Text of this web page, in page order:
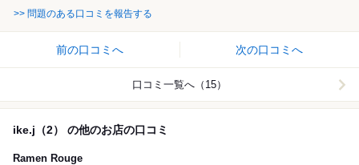
>> 問題のある口コミを報告する
前の口コミへ 次の口コミへ
口コミ一覧へ（15）
ike.j（2） の他のお店の口コミ
Ramen Rouge